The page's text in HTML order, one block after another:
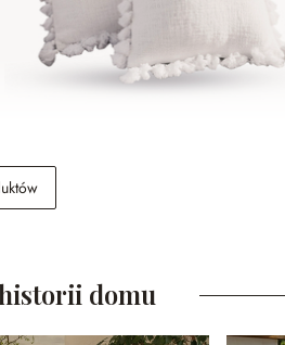
Poszewka na poduszkę, zestaw 2 szt.
Peniel
domu